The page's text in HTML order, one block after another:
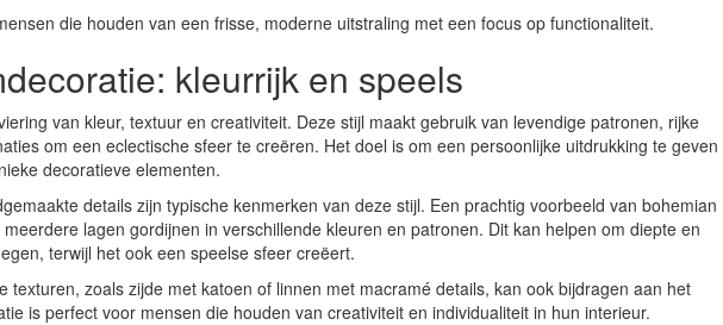
die houden van een frisse, moderne uitstraling met een focus op functionaliteit.
kleurrijk en speels
van kleur, textuur en creativiteit. Deze stijl maakt gebruik van levendige patronen, rijke
om een eclectische sfeer te creëren. Het doel is om een persoonlijke uitdrukking te geven
decoratieve elementen.
details zijn typische kenmerken van deze stijl. Een prachtig voorbeeld van bohemian
lagen gordijnen in verschillende kleuren en patronen. Dit kan helpen om diepte en
terwijl het ook een speelse sfeer creëert.
texturen, zoals zijde met katoen of linnen met macramé details, kan ook bijdragen aan het
is perfect voor mensen die houden van creativiteit en individualiteit in hun interieur.